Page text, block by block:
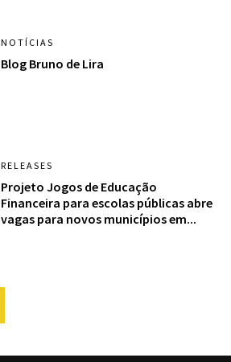
NOTÍCIAS
Blog Bruno de Lira
RELEASES
Projeto Jogos de Educação
Financeira para escolas públicas abre
vagas para novos municípios em...